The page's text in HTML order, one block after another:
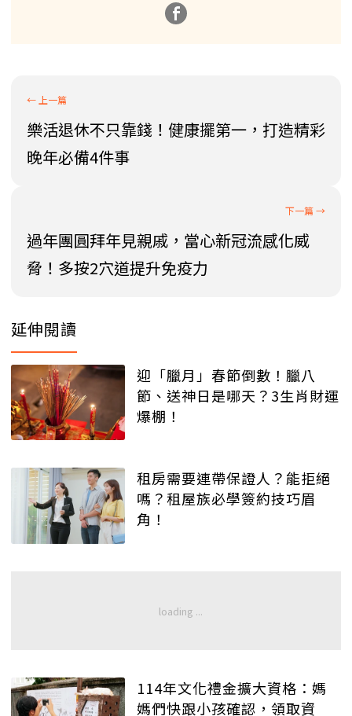
樂活退休不只靠錢！健康擺第一，打造精彩
晚年必備4件事
過年團圓拜年見親戚，當心新冠流感化威
脅！多按2穴道提升免疫力
延伸閱讀
迎「臘月」春節倒數！臘八
節、送神日是哪天？3生肖財運
爆棚！
租房需要連帶保證人？能拒絕
嗎？租屋族必學簽約技巧眉
角！
114年文化禮金擴大資格：媽
媽們快跟小孩確認，領取資